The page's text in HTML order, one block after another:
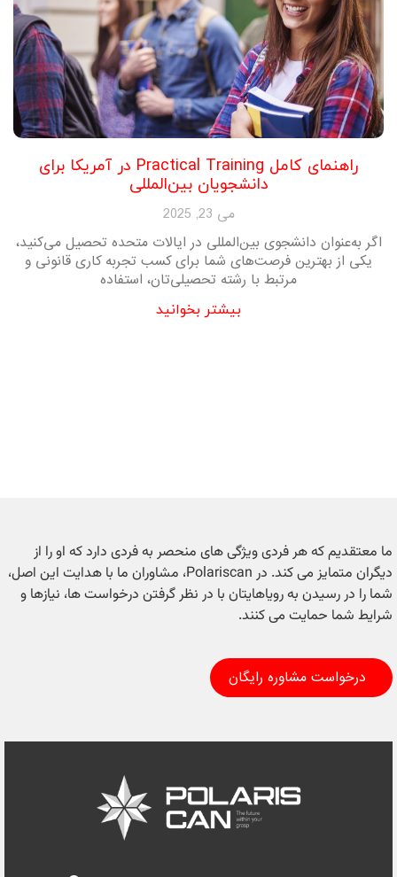
راهنمای کامل Practical Training در آمریکا برای
دانشجویان بین‌المللی
می 23, 2025
اگر به‌عنوان دانشجوی بین‌المللی در ایالات متحده تحصیل می‌کنید،
یکی از بهترین فرصت‌های شما برای کسب تجربه کاری قانونی و
مرتبط با رشته تحصیلی‌تان، استفاده
بیشتر بخوانید
ما معتقدیم که هر فردی ویژگی های منحصر به فردی دارد که او را از
دیگران متمایز می کند. در Polariscan، مشاوران ما با هدایت این اصل،
شما را در رسیدن به رویاهایتان با در نظر گرفتن درخواست ها، نیازها و
شرایط شما حمایت می کنند.
درخواست مشاوره رایگان